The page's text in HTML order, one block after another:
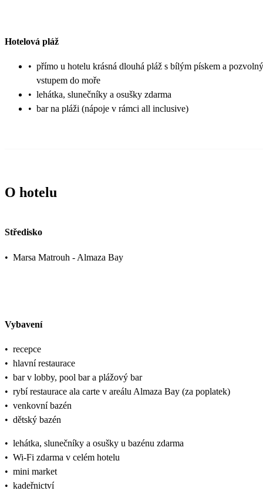
Hotelová pláž
• přímo u hotelu krásná dlouhá pláž s bílým pískem a
vstupem do moře
• lehátka, slunečníky a osušky zdarma
• bar na pláži (nápoje v rámci all inclusive)
O hotelu
Středisko
• Marsa Matrouh - Almaza Bay
Vybavení
• recepce
• hlavní restaurace
• bar v lobby, pool bar a plážový bar
• rybí restaurace ala carte v areálu Almaza Bay (za poplatek)
• venkovní bazén
• dětský bazén
• lehátka, slunečníky a osušky u bazénu zdarma
• Wi-Fi zdarma v celém hotelu
• mini market
• kadeřnictví